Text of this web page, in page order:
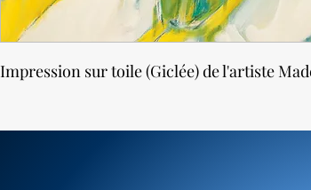
Impression sur toile (Giclée) de l'artiste